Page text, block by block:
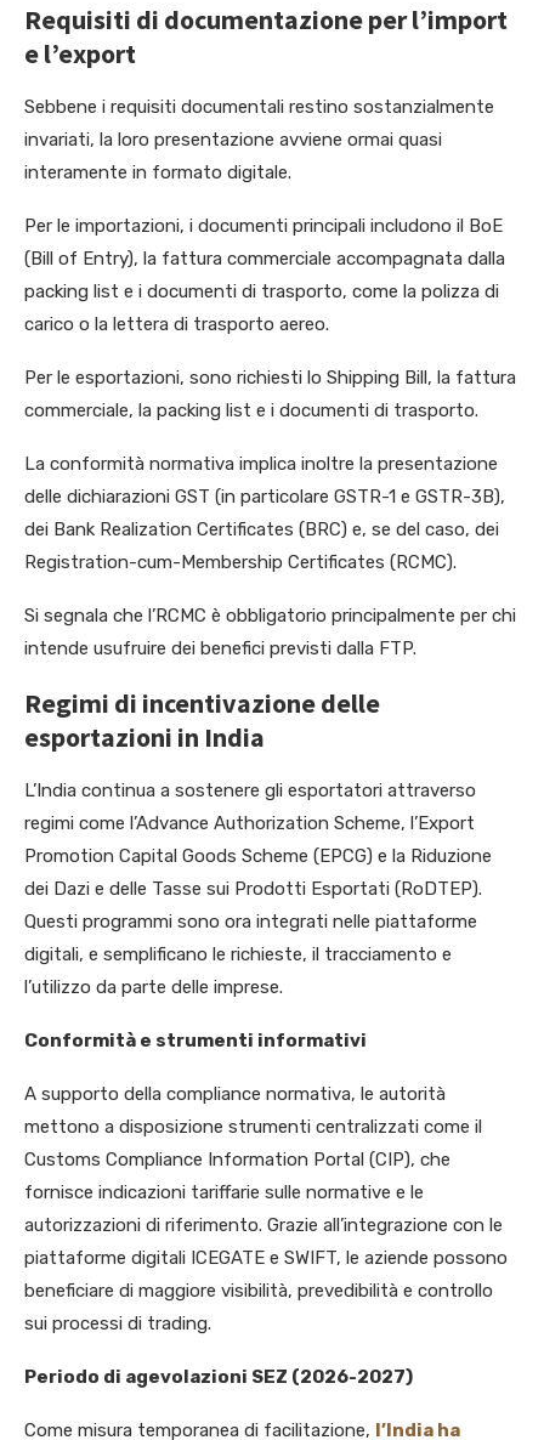
Requisiti di documentazione per l’import
e l’export
Sebbene i requisiti documentali restino sostanzialmente
invariati, la loro presentazione avviene ormai quasi
interamente in formato digitale.
Per le importazioni, i documenti principali includono il BoE
(Bill of Entry), la fattura commerciale accompagnata dalla
packing list e i documenti di trasporto, come la polizza di
carico o la lettera di trasporto aereo.
Per le esportazioni, sono richiesti lo Shipping Bill, la fattura
commerciale, la packing list e i documenti di trasporto.
La conformità normativa implica inoltre la presentazione
delle dichiarazioni GST (in particolare GSTR-1 e GSTR-3B),
dei Bank Realization Certificates (BRC) e, se del caso, dei
Registration-cum-Membership Certificates (RCMC).
Si segnala che l’RCMC è obbligatorio principalmente per chi
intende usufruire dei benefici previsti dalla FTP.
Regimi di incentivazione delle
esportazioni in India
L’India continua a sostenere gli esportatori attraverso
regimi come l’Advance Authorization Scheme, l’Export
Promotion Capital Goods Scheme (EPCG) e la Riduzione
dei Dazi e delle Tasse sui Prodotti Esportati (RoDTEP).
Questi programmi sono ora integrati nelle piattaforme
digitali, e semplificano le richieste, il tracciamento e
l’utilizzo da parte delle imprese.
Conformità e strumenti informativi
A supporto della compliance normativa, le autorità
mettono a disposizione strumenti centralizzati come il
Customs Compliance Information Portal (CIP), che
fornisce indicazioni tariffarie sulle normative e le
autorizzazioni di riferimento. Grazie all’integrazione con le
piattaforme digitali ICEGATE e SWIFT, le aziende possono
beneficiare di maggiore visibilità, prevedibilità e controllo
sui processi di trading.
Periodo di agevolazioni SEZ (2026-2027)
Come misura temporanea di facilitazione, l’India ha